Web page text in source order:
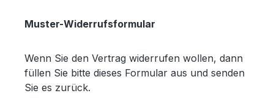
Muster-Widerrufsformular
Wenn Sie den Vertrag widerrufen wollen, dann
füllen Sie bitte dieses Formular aus und senden
Sie es zurück.